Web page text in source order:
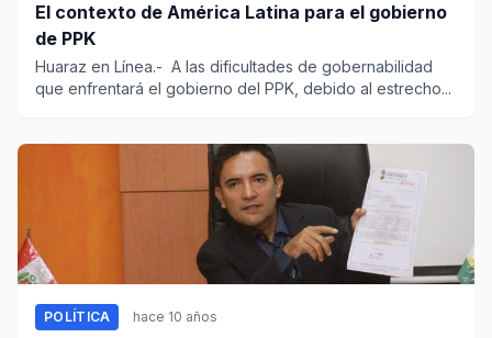
El contexto de América Latina para el gobierno
de PPK
Huaraz en Línea.- A las dificultades de gobernabilidad
que enfrentará el gobierno del PPK, debido al estrecho...
POLÍTICA hace 10 años